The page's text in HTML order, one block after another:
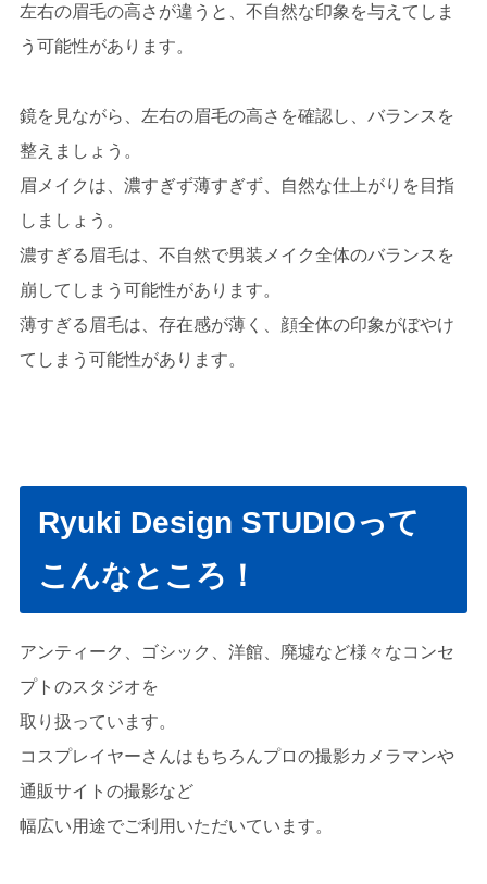
左右の眉毛の高さが違うと、不自然な印象を与えてしま
う可能性があります。
鏡を見ながら、左右の眉毛の高さを確認し、バランスを
整えましょう。
眉メイクは、濃すぎず薄すぎず、自然な仕上がりを目指
しましょう。
濃すぎる眉毛は、不自然で男装メイク全体のバランスを
崩してしまう可能性があります。
薄すぎる眉毛は、存在感が薄く、顔全体の印象がぼやけ
てしまう可能性があります。
Ryuki Design STUDIOって
こんなところ！
アンティーク、ゴシック、洋館、廃墟など様々なコンセ
プトのスタジオを
取り扱っています。
コスプレイヤーさんはもちろんプロの撮影カメラマンや
通販サイトの撮影など
幅広い用途でご利用いただいています。